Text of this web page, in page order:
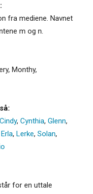
fra mediene. Navnet
m og n.
, Monthy,
Cindy, Cynthia, Glenn,
Erla, Lerke, Solan,
for en uttale